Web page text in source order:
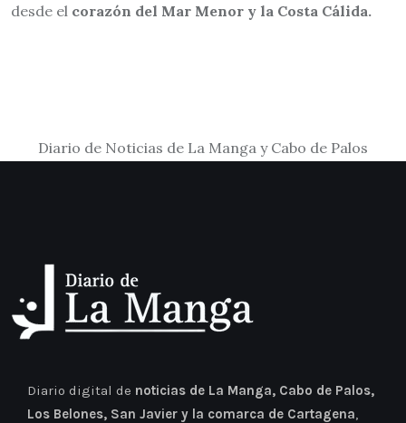
desde el corazón del Mar Menor y la Costa Cálida.
Diario de Noticias de La Manga y Cabo de Palos
Diario digital de noticias de La Manga, Cabo de Palos,
Los Belones, San Javier y la comarca de Cartagena